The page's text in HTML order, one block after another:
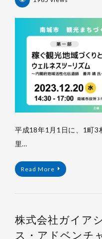
平成18年1月1日に、1町3
里…
Read More
株式会社ガイア
ス・アドベンチ